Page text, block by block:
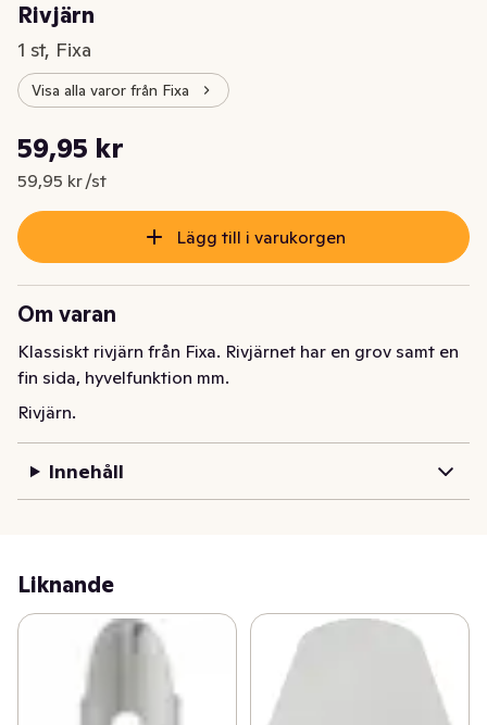
Rivjärn
1 st, Fixa
Visa alla varor från Fixa
Nuvarande pris är: 59,95 kr
59,95 kr
59,95 kr /st
Styckpris: 59,95 kr /st
Lägg till i varukorgen
Om varan
Klassiskt rivjärn från Fixa. Rivjärnet har en grov samt en
fin sida, hyvelfunktion mm.
Rivjärn.
Innehåll
Liknande